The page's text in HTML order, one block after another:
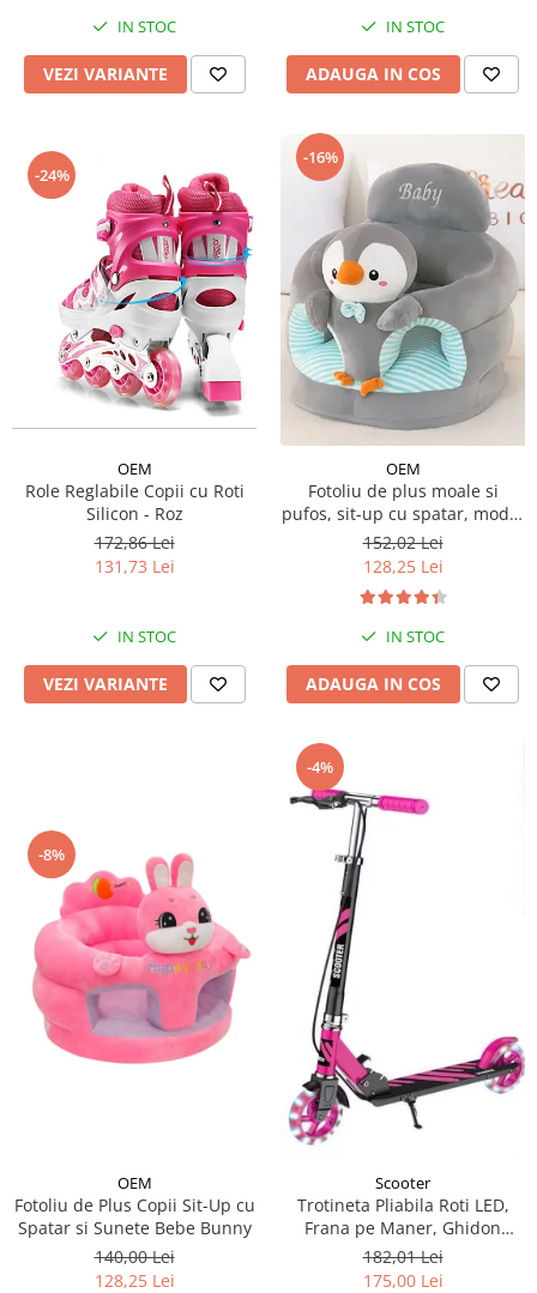
IN STOC
VEZI VARIANTE
IN STOC
ADAUGA IN COS
-24%
OEM
Role Reglabile Copii cu Roti
Silicon - Roz
172,86 Lei
131,73 Lei
IN STOC
VEZI VARIANTE
-16%
OEM
Fotoliu de plus moale si
pufos, sit-up cu spatar, model
animalute
152,02 Lei
128,25 Lei
IN STOC
ADAUGA IN COS
-8%
OEM
Fotoliu de Plus Copii Sit-Up cu
Spatar si Sunete Bebe Bunny
140,00 Lei
128,25 Lei
-4%
Scooter
Trotineta Pliabila Roti LED,
Frana pe Maner, Ghidon
Reglabil - Roz
182,01 Lei
175,00 Lei